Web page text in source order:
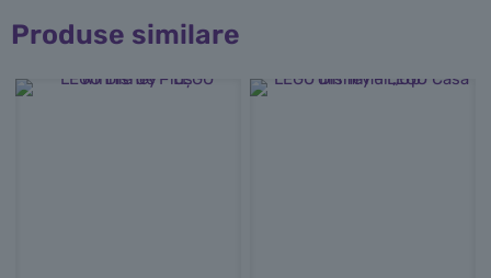
Produse similare